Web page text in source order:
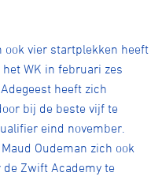
ook vier startplekken heeft
het WK in februari zes
heeft zich
bij de beste vijf te
eind november.
Oudeman zich ook
Zwift Academy te